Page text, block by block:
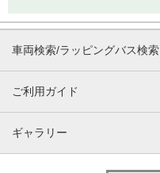
車両検索/ラッピングバス検索
ご利用ガイド
ギャラリー